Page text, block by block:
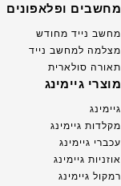
מחשבים ופלאפונים
מחשב נייד מחודש
מצלמה למחשב נייד
תאורה סולארית
מוצרי גיימינג
גיימינג
מקלדות גיימינג
עכברי גיימינג
אוזניות גיימינג
רמקול גיימינג